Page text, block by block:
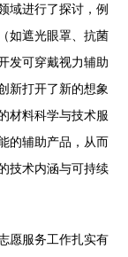
域进行了探讨，例
如遮光眼罩、抗菌
发可穿戴视力辅助
新打开了新的想象
材料科学与技术服
的辅助产品，从而
技术内涵与可持续
愿服务工作扎实有